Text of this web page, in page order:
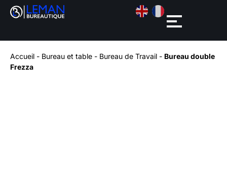
Accueil - Bureau et table - Bureau de Travail - Bureau double
Frezza